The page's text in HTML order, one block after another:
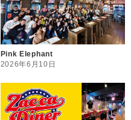
Pink Elephant
2026年6月10日